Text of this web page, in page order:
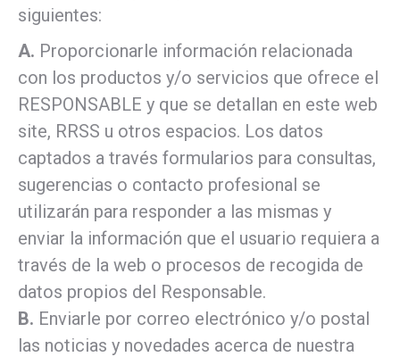
siguientes:
A. Proporcionarle información relacionada
con los productos y/o servicios que ofrece el
RESPONSABLE y que se detallan en este web
site, RRSS u otros espacios. Los datos
captados a través formularios para consultas,
sugerencias o contacto profesional se
utilizarán para responder a las mismas y
enviar la información que el usuario requiera a
través de la web o procesos de recogida de
datos propios del Responsable.
B. Enviarle por correo electrónico y/o postal
las noticias y novedades acerca de nuestra